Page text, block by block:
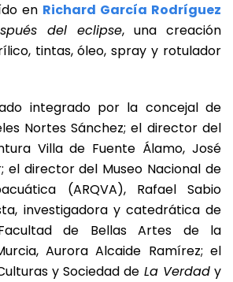
en Richard García Rodríguez
del eclipse, una creación
tintas, óleo, spray y rotulador
integrado por la concejal de
Nortes Sánchez; el director del
Villa de Fuente Álamo, José
el director del Museo Nacional de
(ARQVA), Rafael Sabio
investigadora y catedrática de
de Bellas Artes de la
Aurora Alcaide Ramírez; el
y Sociedad de La Verdady